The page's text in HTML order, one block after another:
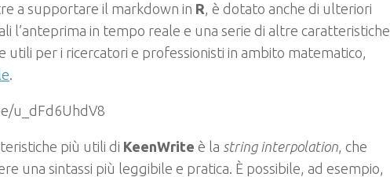
a supportare il markdown in R, è dotato anche di ulteriori
l’anteprima in tempo reale e una serie di altre caratteristiche
utili per i ricercatori e professionisti in ambito matematico,
.
u_dFd6UhdV8
più utili di KeenWrite è la string interpolation, che
una sintassi più leggibile e pratica. È possibile, ad esempio,